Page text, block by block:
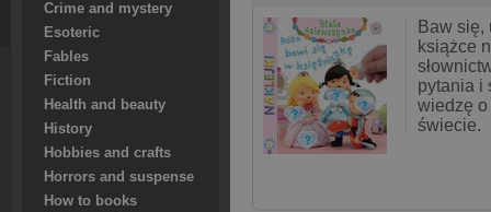
Crime and mystery
Esoteric
Fables
Fiction
Health and beauty
History
Hobbies and crafts
Horrors and suspense
How to books
Baw się,
książce
pytania i
wiedzę
świecie.